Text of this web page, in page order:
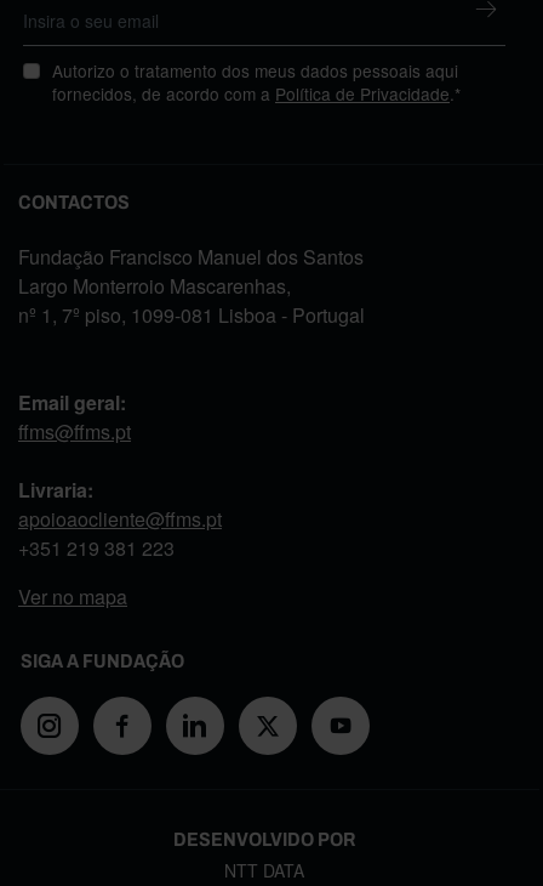
Autorizo o tratamento dos meus dados pessoais aqui
fornecidos, de acordo com a Política de Privacidade.*
CONTACTOS
Fundação Francisco Manuel dos Santos
Largo Monterroio Mascarenhas,
nº 1, 7º piso, 1099-081 Lisboa - Portugal
Email geral:
ffms@ffms.pt
Livraria:
apoioaocliente@ffms.pt
+351 219 381 223
Ver no mapa
SIGA A FUNDAÇÃO
DESENVOLVIDO POR
NTT DATA